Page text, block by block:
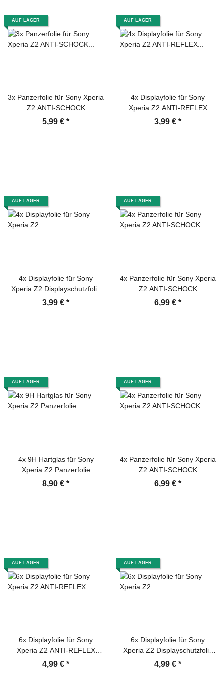
AUF LAGER
3x Panzerfolie für Sony Xperia
Z2 ANTI-SCHOCK
Displayschutzfolie MATT
5,99 € *
AUF LAGER
4x Displayfolie für Sony
Xperia Z2 ANTI-REFLEX
Displayschutzfolie MATT
3,99 € *
AUF LAGER
4x Displayfolie für Sony
Xperia Z2 Displayschutzfolie
HD ULTRA KLAR
3,99 € *
AUF LAGER
4x Panzerfolie für Sony Xperia
Z2 ANTI-SCHOCK
Displayschutzfolie HD ULTRA
6,99 € *
AUF LAGER
4x 9H Hartglas für Sony
Xperia Z2 Panzerfolie
Displayglas Schutzglas HD
8,90 € *
AUF LAGER
4x Panzerfolie für Sony Xperia
Z2 ANTI-SCHOCK
Displayschutzfolie MATT
6,99 € *
AUF LAGER
6x Displayfolie für Sony
Xperia Z2 ANTI-REFLEX
Displayschutzfolie MATT
4,99 € *
AUF LAGER
6x Displayfolie für Sony
Xperia Z2 Displayschutzfolie
HD ULTRA KLAR
4,99 € *